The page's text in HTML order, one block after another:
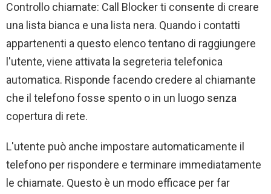
Controllo chiamate: Call Blocker ti consente di creare
una lista bianca e una lista nera. Quando i contatti
appartenenti a questo elenco tentano di raggiungere
l'utente, viene attivata la segreteria telefonica
automatica. Risponde facendo credere al chiamante
che il telefono fosse spento o in un luogo senza
copertura di rete.
L'utente può anche impostare automaticamente il
telefono per rispondere e terminare immediatamente
le chiamate. Questo è un modo efficace per far